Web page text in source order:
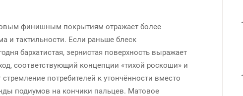
финишным покрытиям отражает более
и тактильности. Если раньше блеск
бархатистая, зернистая поверхность выражает
соответствующий концепции «тихой роскоши» и
потребителей к утончённости вместо
подиумов на кончики пальцев. Матовое